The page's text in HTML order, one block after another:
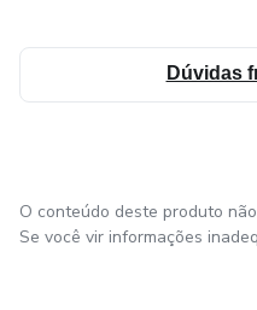
Dúvidas
O conteúdo deste produto
Se você vir informações